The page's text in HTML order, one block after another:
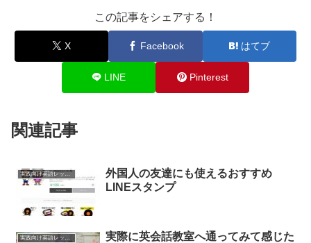
この記事をシェアする！
X Facebook はてブ
LINE Pinterest
関連記事
実践向け英語レッスン
外国人の友達にも使えるおすすめ
LINEスタンプ
実践向け英語レッスン
実際に英会話教室へ通ってみて感じた